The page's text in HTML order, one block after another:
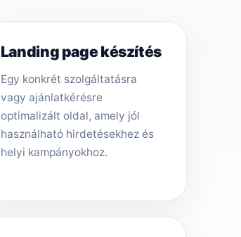
Landing page készítés
Egy konkrét szolgáltatásra
vagy ajánlatkérésre
optimalizált oldal, amely jól
használható hirdetésekhez és
helyi kampányokhoz.